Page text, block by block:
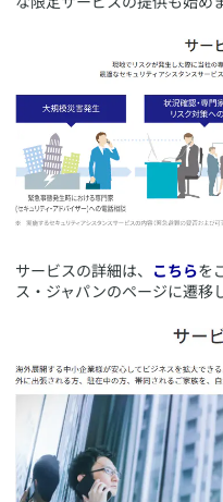
​サービスの詳細は、 こちらを
ス・ジャパンのページに遷移